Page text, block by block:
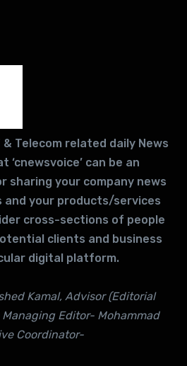
Telecom related daily News
‘cnewsvoice’ can be an
sharing your company news
and your products/services
cross-sections of people
clients and business
digital platform.
Kamal, Advisor (Editorial
Editor- Mohammad
Coordinator-